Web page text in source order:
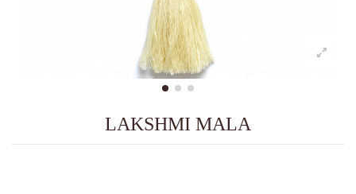
LAKSHMI MALA